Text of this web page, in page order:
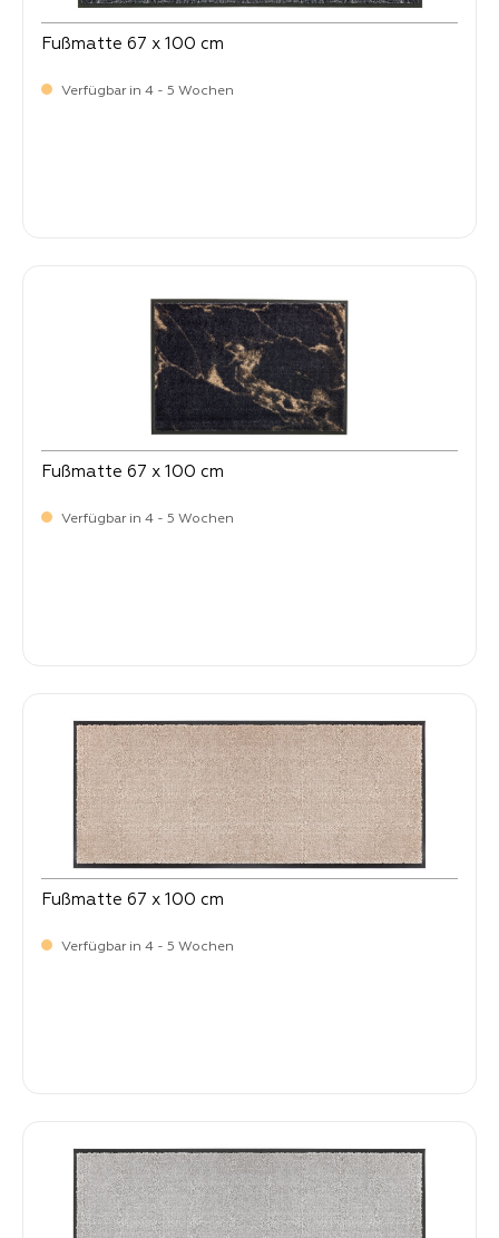
Fußmatte 67 x 100 cm
Verfügbar in 4 - 5 Wochen
Fußmatte 67 x 100 cm
Verfügbar in 4 - 5 Wochen
Fußmatte 67 x 100 cm
Verfügbar in 4 - 5 Wochen